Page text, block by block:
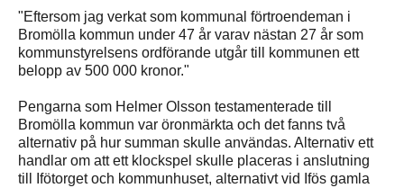
"Eftersom jag verkat som kommunal förtroendeman i
Bromölla kommun under 47 år varav nästan 27 år som
kommunstyrelsens ordförande utgår till kommunen ett
belopp av 500 000 kronor."
Pengarna som Helmer Olsson testamenterade till
Bromölla kommun var öronmärkta och det fanns två
alternativ på hur summan skulle användas. Alternativ ett
handlar om att ett klockspel skulle placeras i anslutning
till Ifötorget och kommunhuset, alternativt vid Ifös gamla